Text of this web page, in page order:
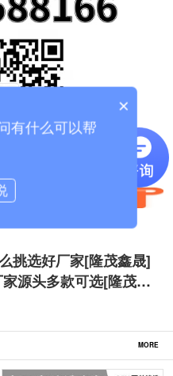
挑选好厂家[隆茂鑫晟]
源头多款可选[隆茂鑫
MORE
×
有什么可以帮